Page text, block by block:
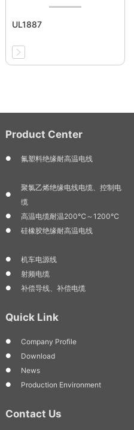
UL1887
Product Center
氟塑料绝缘耐高温电线
聚氯乙烯绝缘电线电缆、控制电
缆
高温电缆耐温200℃～1200℃
硅橡胶绝缘耐高温电线
机车电源线
射频电缆
补偿导线、补偿电缆
Quick Link
Company Profile
Download
News
Production Environment
Contact Us